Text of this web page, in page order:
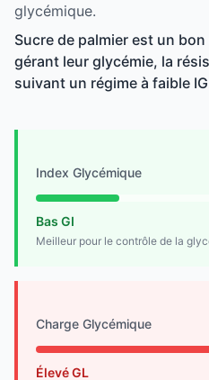
glycémique.
Sucre de palmier est un
gérant leur glycémie, la
suivant un régime à faible
Index Glycémique
Bas GI
Meilleur pour le contrôle de la
Charge Glycémique
Élevé GL